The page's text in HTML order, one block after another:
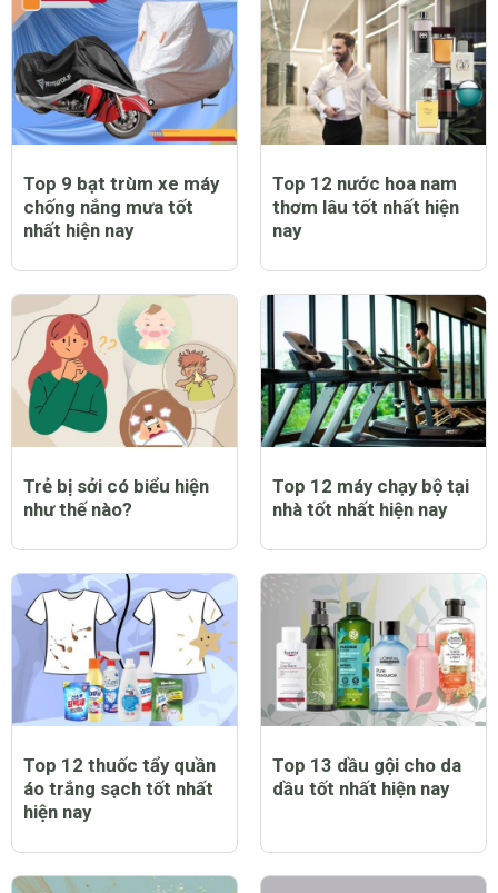
phòng sởi được không
và lưu ý dành cho cha
mẹ
không và lời giải đáp
đầy bất ngờ
Top 9 bạt trùm xe máy
chống nắng mưa tốt
nhất hiện nay
Top 12 nước hoa nam
thơm lâu tốt nhất hiện
nay
Trẻ bị sởi có biểu hiện
như thế nào?
Top 12 máy chạy bộ tại
nhà tốt nhất hiện nay